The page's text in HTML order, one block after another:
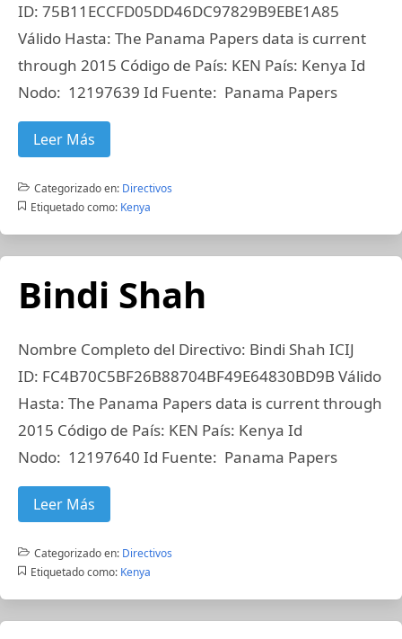
ID: 75B11ECCFD05DD46DC97829B9EBE1A85
Válido Hasta: The Panama Papers data is current
through 2015 Código de País: KEN País: Kenya Id
Nodo: 12197639 Id Fuente: Panama Papers
Leer Más
Categorizado en: Directivos
Etiquetado como: Kenya
Bindi Shah
Nombre Completo del Directivo: Bindi Shah ICIJ
ID: FC4B70C5BF26B88704BF49E64830BD9B Válido
Hasta: The Panama Papers data is current through
2015 Código de País: KEN País: Kenya Id
Nodo: 12197640 Id Fuente: Panama Papers
Leer Más
Categorizado en: Directivos
Etiquetado como: Kenya